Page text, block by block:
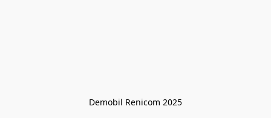
Demobil Renicom 2025